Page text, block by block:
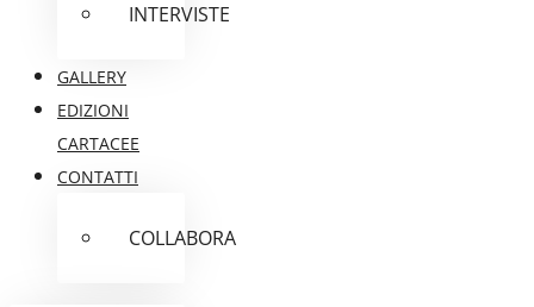
INTERVISTE
GALLERY
EDIZIONI
CARTACEE
CONTATTI
COLLABORA